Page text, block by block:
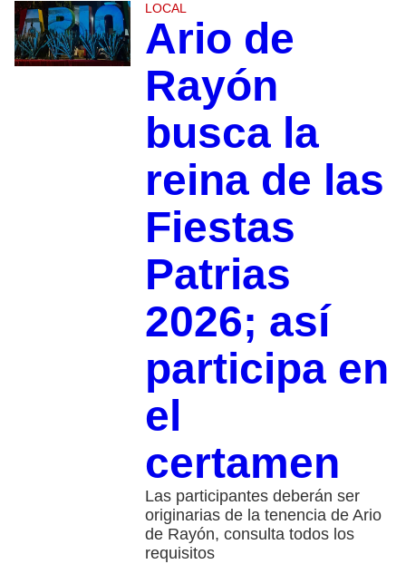
LOCAL
Ario de
Rayón
busca la
reina de las
Fiestas
Patrias
2026; así
participa en
el
certamen
Las participantes deberán ser
originarias de la tenencia de Ario
de Rayón, consulta todos los
requisitos